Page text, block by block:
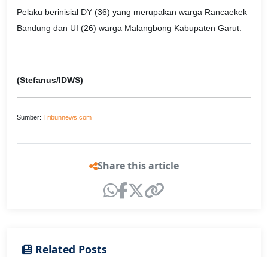
Pelaku berinisial DY (36) yang merupakan warga Rancaekek
Bandung dan UI (26) warga Malangbong Kabupaten Garut.
(Stefanus/IDWS)
Sumber: Tribunnews.com
Share this article
Related Posts